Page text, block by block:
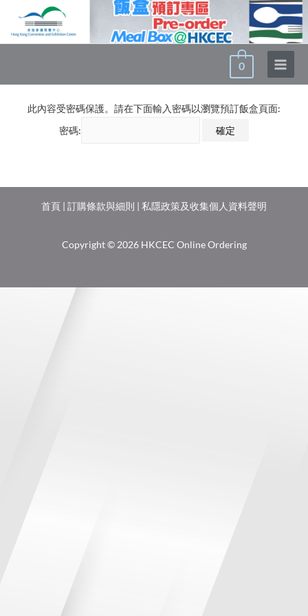
0
此內容受密碼保護。請在下面輸入密碼以瀏覽預訂飯盒頁面:
密碼:
首頁 | 訂購條款與細則 | 私隱政策及收集個人資料聲明
Copyright © 2026 HKCEC Online Ordering